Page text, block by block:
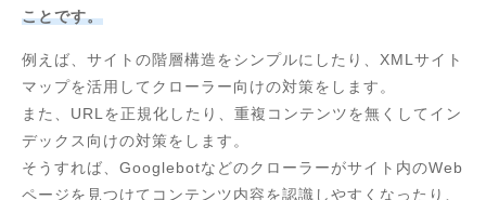
ことです。
例えば、サイトの階層構造をシンプルにしたり、XMLサイト
マップを活用してクローラー向けの対策をします。
また、URLを正規化したり、重複コンテンツを無くしてイン
デックス向けの対策をします。
そうすれば、Googlebotなどのクローラーがサイト内のWeb
ページを見つけてコンテンツ内容を認識しやすくなったり、